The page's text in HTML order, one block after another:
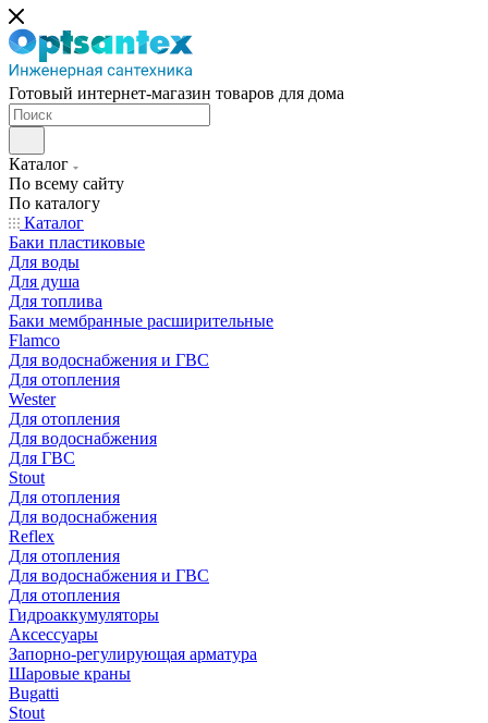
Готовый интернет-магазин товаров для дома
Каталог
По всему сайту
По каталогу
Каталог
Баки пластиковые
Для воды
Для душа
Для топлива
Баки мембранные расширительные
Flamco
Для водоснабжения и ГВС
Для отопления
Wester
Для отопления
Для водоснабжения
Для ГВС
Stout
Для отопления
Для водоснабжения
Reflex
Для отопления
Для водоснабжения и ГВС
Для отопления
Гидроаккумуляторы
Аксессуары
Запорно-регулирующая арматура
Шаровые краны
Bugatti
Stout